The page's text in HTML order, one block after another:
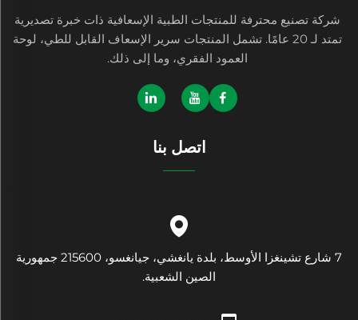
شركة تصنيع محترفة للمنتجات الطبية الإسعافية ذات خبرة تصديرية
تمتد لـ 20 عامًا. تشمل المنتجات سرير الإسعاف القابل للطي، لوحة
العمود الفقري، وما إلى ذلك.
اتصل بنا
7 شارع تشينغزا الأوسط، بلدة يانغشي، جيانغسو، 215600 جمهورية
الصين الشعبية.